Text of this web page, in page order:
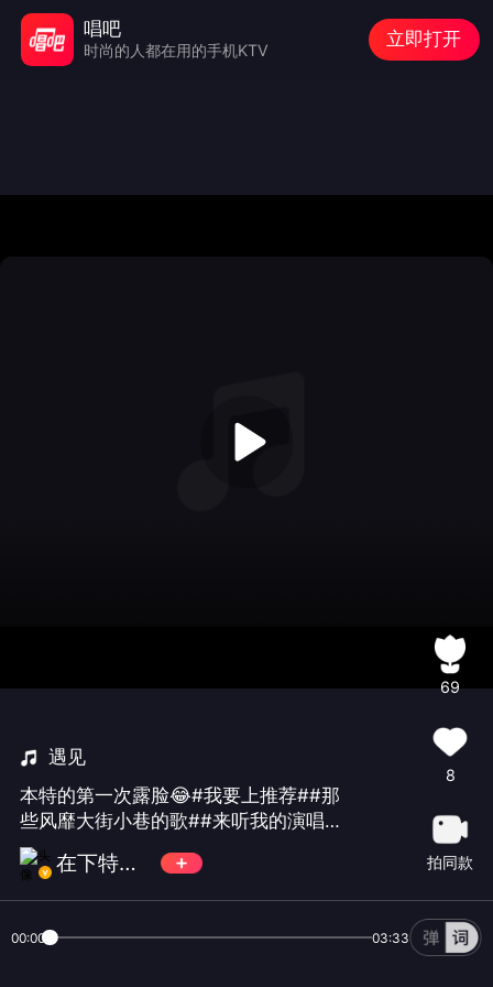
遇见
本特的第一次露脸😂#我要上推荐##那
些风靡大街小巷的歌##来听我的演唱会
##音乐下午茶#
在下特特TE
69
8
拍同款
00:00 03:33
唱吧
时尚的人都在用的手机KTV
立即打开